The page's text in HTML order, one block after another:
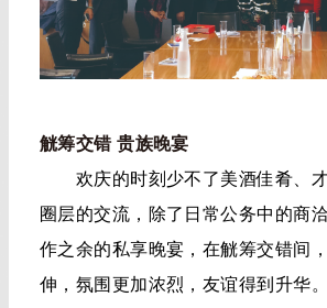
觥筹交错 贵族晚宴
欢庆的时刻少不了美酒佳肴、才
圈层的交流，除了日常公务中的商
作之余的私享晚宴，在觥筹交错间
伸，氛围更加浓烈，友谊得到升华。